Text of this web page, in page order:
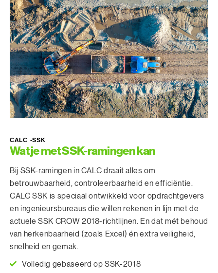
CALC -SSK
Wat je met SSK-ramingen kan
Bij SSK-ramingen in CALC draait alles om
betrouwbaarheid, controleerbaarheid en efficiëntie.
CALC SSK is speciaal ontwikkeld voor opdrachtgevers
en ingenieursbureaus die willen rekenen in lijn met de
actuele SSK CROW 2018-richtlijnen. En dat mét behoud
van herkenbaarheid (zoals Excel) én extra veiligheid,
snelheid en gemak.
Volledig gebaseerd op SSK-2018